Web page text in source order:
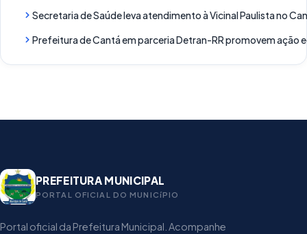
Secretaria de Saúde leva atendimento à Vicinal Paulista no
Prefeitura de Cantá em parceria Detran-RR promovem ação
PREFEITURA MUNICIPAL
PORTAL OFICIAL DO MUNICíPIO
Portal oficial da Prefeitura Municipal. Acompanhe